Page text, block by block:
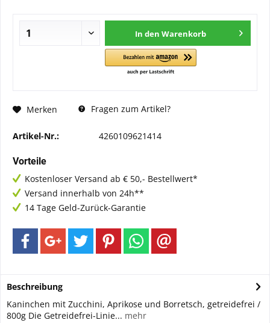
In den Warenkorb
Merken Fragen zum Artikel?
Artikel-Nr.: 4260109621414
Vorteile
Kostenloser Versand ab € 50,- Bestellwert*
Versand innerhalb von 24h**
14 Tage Geld-Zurück-Garantie
Beschreibung
Kaninchen mit Zucchini, Aprikose und Borretsch, getreidefrei /
800g Die Getreidefrei-Linie... mehr